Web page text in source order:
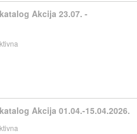
Akcija 23.07. -
Akcija 01.04.-15.04.2026.